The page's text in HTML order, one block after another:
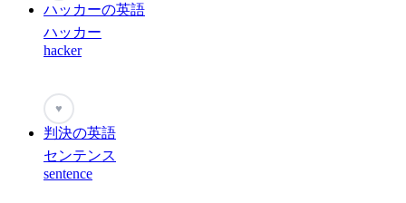
ハッカーの英語
ハッカー
hacker
♥
判決の英語
センテンス
sentence